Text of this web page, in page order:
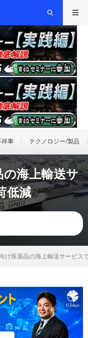
祥事 テクノロジー/製品
海上輸送サ
低減
け医薬品の海上輸送サービス